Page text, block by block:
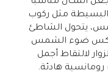
البسيطة مثل ركوب
يتحول الشاطئ
ضوء الشمس
لالتقاط أجمل
رومانسية هادئة.